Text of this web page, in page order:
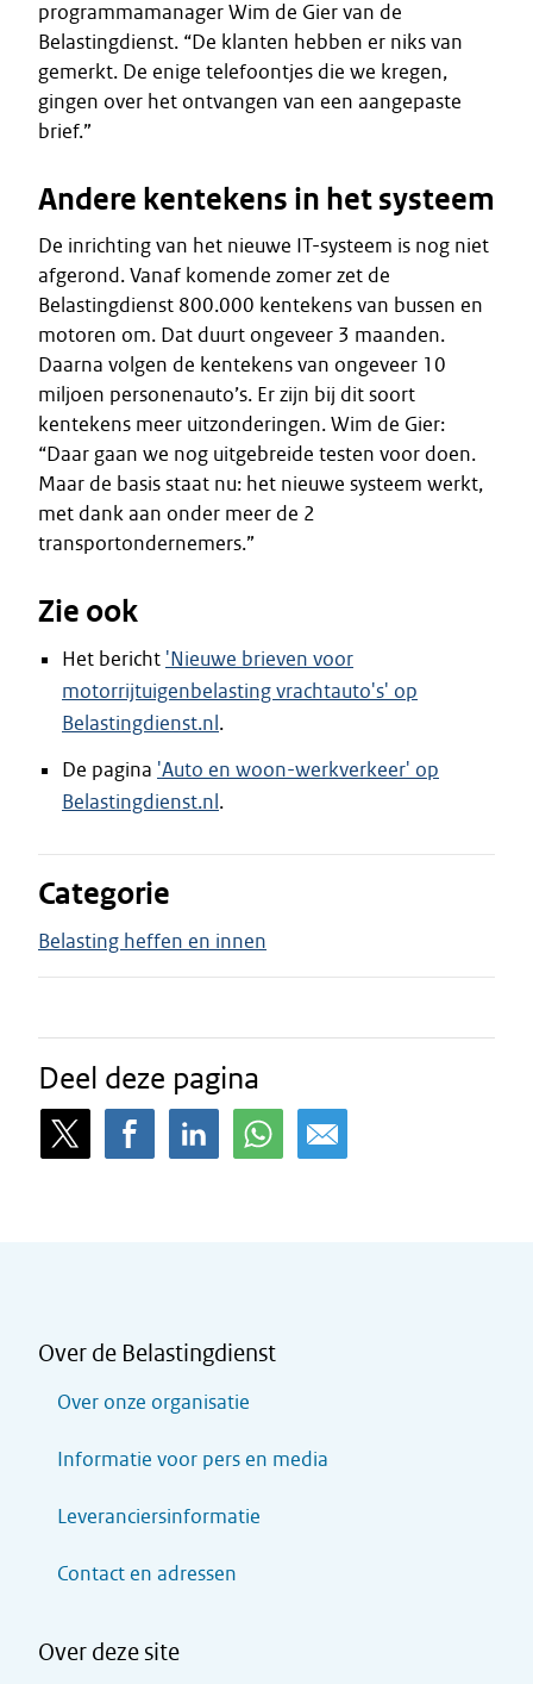
programmamanager Wim de Gier van de
Belastingdienst. “De klanten hebben er niks van
gemerkt. De enige telefoontjes die we kregen,
gingen over het ontvangen van een aangepaste
brief.”
Andere kentekens in het systeem
De inrichting van het nieuwe IT-systeem is nog niet
afgerond. Vanaf komende zomer zet de
Belastingdienst 800.000 kentekens van bussen en
motoren om. Dat duurt ongeveer 3 maanden.
Daarna volgen de kentekens van ongeveer 10
miljoen personenauto’s. Er zijn bij dit soort
kentekens meer uitzonderingen. Wim de Gier:
“Daar gaan we nog uitgebreide testen voor doen.
Maar de basis staat nu: het nieuwe systeem werkt,
met dank aan onder meer de 2
transportondernemers.”
Zie ook
Het bericht 'Nieuwe brieven voor
motorrijtuigenbelasting vrachtauto's' op
Belastingdienst.nl .
De pagina 'Auto en woon-werkverkeer' op
Belastingdienst.nl .
Categorie
Belasting heffen en innen
Deel deze pagina
Over de Belastingdienst
Over onze organisatie
Informatie voor pers en media
Leveranciersinformatie
Contact en adressen
Over deze site